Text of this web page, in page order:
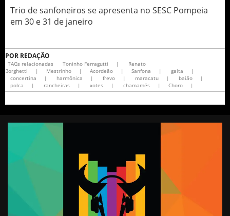
Trio de sanfoneiros se apresenta no SESC Pompeia
em 30 e 31 de janeiro
POR REDAÇÃO
TAGs relacionadas Toninho Ferragutti |
Renato
Borghetti
| Mestrinho | Acordeão | Sanfona | gaita
|
concertina
| harmônica | frevo | maracatu | baião
|
polca
| rancheiras | xotes | chamamés | Choro |